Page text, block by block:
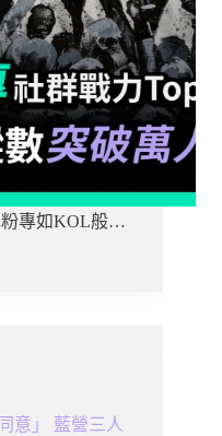
粉專如KOL般…
意」 藍營三人